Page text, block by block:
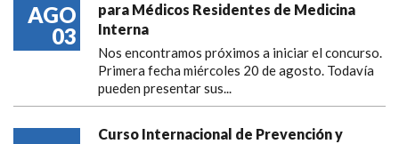
AGO
03
para Médicos Residentes de Medicina
Interna
Nos encontramos próximos a iniciar el concurso.
Primera fecha miércoles 20 de agosto. Todavía
pueden presentar sus...
Curso Internacional de Prevención y